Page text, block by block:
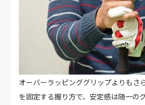
オーバーラッピンググリップよりもさ
を固定する握り方で、安定感は随一の